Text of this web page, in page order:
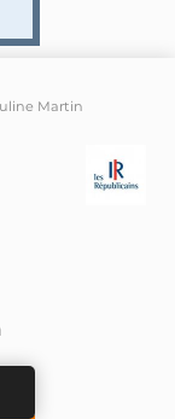
Martin